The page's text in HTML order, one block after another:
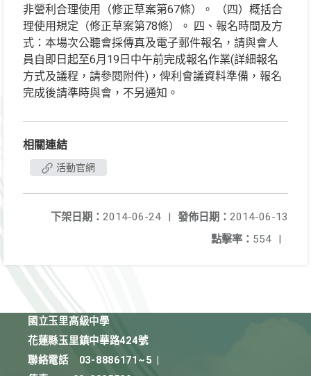
非營利合理使用（修正草案第67條）。 （四）概括合
理使用規定（修正草案第78條）。 四、報名時間及方
式：本場次公聽會採傳真及電子郵件報名，請與會人
員自即日起至6月19日中午前完成報名作業(詳細報名
方式及議程，請參閱附件)，俾利會議資料準備，報名
完成後請準時與會，不另通知。
相關連結
活動官網
發佈日期： 2014-06-13
下架日期： 2014-06-24
|
點擊率： 554 |
國立玉里高級中學
花蓮縣玉里鎮中華路424號
聯絡電話
03-8886171~5